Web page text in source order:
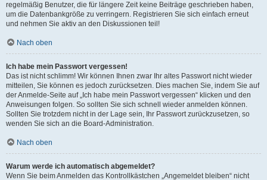
regelmäßig Benutzer, die für längere Zeit keine Beiträge geschrieben haben,
um die Datenbankgröße zu verringern. Registrieren Sie sich einfach erneut
und nehmen Sie aktiv an den Diskussionen teil!
Nach oben
Ich habe mein Passwort vergessen!
Das ist nicht schlimm! Wir können Ihnen zwar Ihr altes Passwort nicht wieder
mitteilen, Sie können es jedoch zurücksetzen. Dies machen Sie, indem Sie auf
der Anmelde-Seite auf „Ich habe mein Passwort vergessen“ klicken und den
Anweisungen folgen. So sollten Sie sich schnell wieder anmelden können.
Sollten Sie trotzdem nicht in der Lage sein, Ihr Passwort zurückzusetzen, so
wenden Sie sich an die Board-Administration.
Nach oben
Warum werde ich automatisch abgemeldet?
Wenn Sie beim Anmelden das Kontrollkästchen „Angemeldet bleiben“ nicht